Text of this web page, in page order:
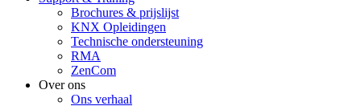
Brochures & prijslijst
KNX Opleidingen
Technische ondersteuning
RMA
ZenCom
Over ons
Ons verhaal